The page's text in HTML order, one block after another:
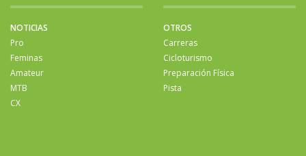
NOTICIAS
Pro
Feminas
Amateur
MTB
CX
OTROS
Carreras
Cicloturismo
Preparación Física
Pista